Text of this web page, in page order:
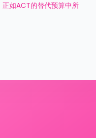
正如ACT的替代预算中所